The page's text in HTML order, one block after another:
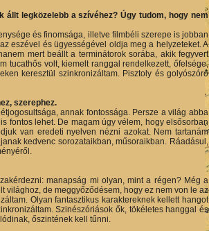
legközelebb a szívéhez? Úgy tudom, hogy nem
és finomsága, illetve filmbéli szerepe is jobban
eszével és ügyességével oldja meg a helyzeteket. A
mert beállt a terminátorok sorába, akik fegyvert
tucathős volt, kiemelt ranggal rendelkezett, őfelsége,
keresztül szinkronizáltam. Pisztoly és golyószóró
szerephez.
annak fontossága. Persze a világ abba
fontos lehet. De magam úgy vélem, hogy elsősorban
van eredeti nyelven nézni azokat. Nem tartanám
kedvenc sorozataikban, műsoraikban. Ráadásul,
manapság mi olyan, mint a régen? Még a
világhoz, de meggyőződésem, hogy ez nem von le az
Olyan fantasztikus karaktereknek kellett hangot
Szinészóriások ők, tökéletes hanggal és
őszintének kell tűnni.